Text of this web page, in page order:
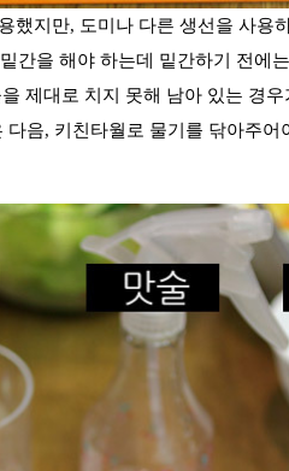
했지만, 도미나 다른 생선을 사용
간을 해야 하는데 밑간하기 전에
제대로 치지 못해 남아 있는 경
음, 키친타월로 물기를 닦아주어